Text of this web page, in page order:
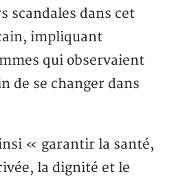
scandales dans cet
impliquant
qui observaient
de se changer dans
« garantir la santé,
la dignité et le